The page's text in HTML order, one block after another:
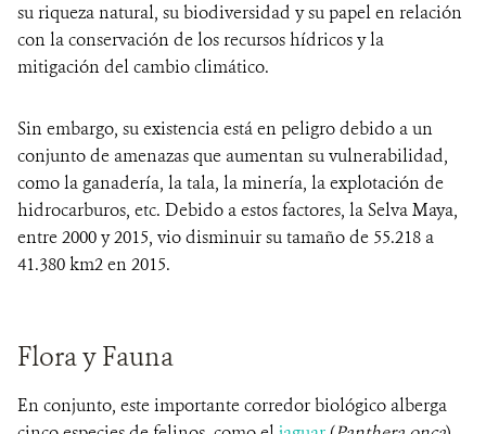
su riqueza natural, su biodiversidad y su papel en relación
con la conservación de los recursos hídricos y la
mitigación del cambio climático.
Sin embargo, su existencia está en peligro debido a un
conjunto de amenazas que aumentan su vulnerabilidad,
como la ganadería, la tala, la minería, la explotación de
hidrocarburos, etc. Debido a estos factores, la Selva Maya,
entre 2000 y 2015, vio disminuir su tamaño de 55.218 a
41.380 km2 en 2015.
Flora y Fauna
En conjunto, este importante corredor biológico alberga